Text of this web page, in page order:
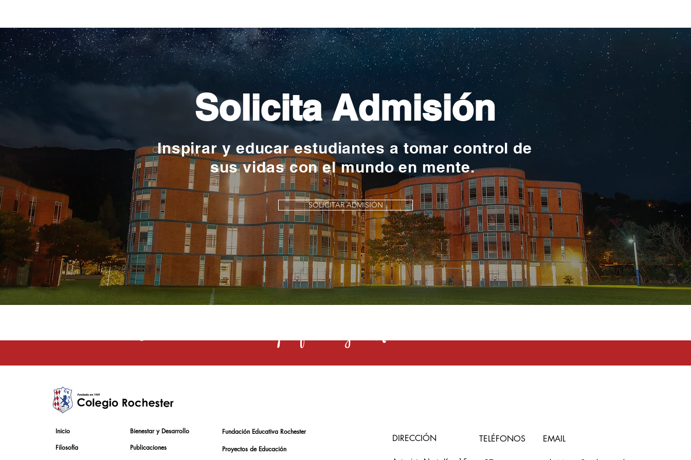
Solicita Admisión
Inspirar y educar estudiantes a tomar control de
sus vidas con el mundo en mente.
SOLICITAR ADMISIÓN
La educación es una profesión y el Rochester la toma en serio
Inicio
Filosofía
Bienestar y Desarrollo
Publicaciones
Fundación Educativa Rochester
Proyectos de Educación
DIRECCIÓN TELÉFONOS EMAIL